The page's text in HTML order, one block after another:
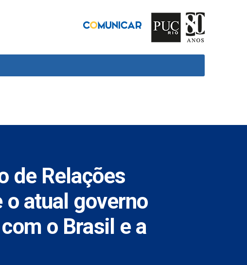
de Relações
o atual governo
o Brasil e a